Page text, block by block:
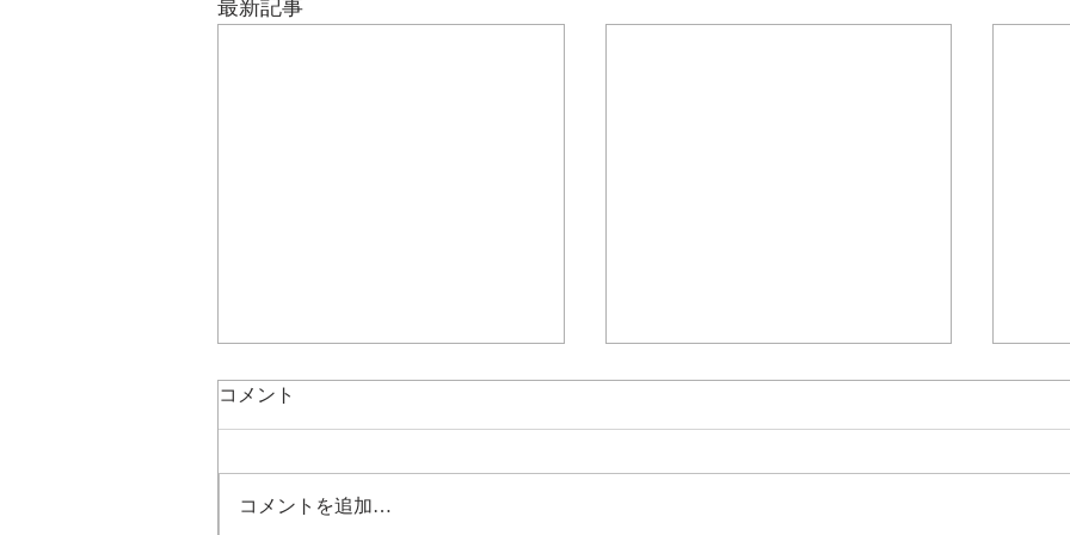
最新記事
コメント
コメントを追加…